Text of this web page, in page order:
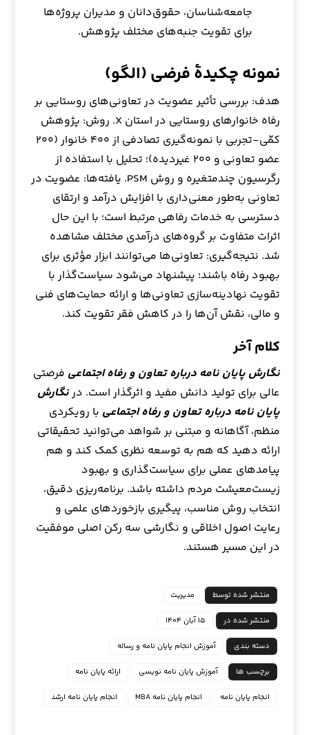
جامعه‌شناسان، حقوق‌دانان و مدیران پروژه‌ها
برای تقویت جنبه‌های مختلف پژوهش.
نمونه چکیدهٔ فرضی (الگو)
هدف: بررسی تأثیر عضویت در تعاونی‌های روستایی بر
رفاه خانوارهای روستایی در استان X. روش: پژوهش
کمّی-تجربی با نمونه‌گیری تصادفی از ۴۰۰ خانوار (۲۰۰
عضو تعاونی و ۲۰۰ غیردیده)؛ تحلیل با استفاده از
رگرسیون چندمتغیره و روش PSM. یافته‌ها: عضویت در
تعاونی به‌طور معنی‌داری با افزایش درآمد و ارتقای
دسترسی به خدمات رفاهی مرتبط است؛ با این حال
اثرات متفاوت بر گروه‌های درآمدی مختلف مشاهده
شد. نتیجه‌گیری: تعاونی‌ها می‌توانند ابزار مؤثری برای
بهبود رفاه باشند؛ پیشنهاد می‌شود سیاست‌گذار با
تقویت نهادینه‌سازی تعاونی‌ها و ارائه حمایت‌های فنی
و مالی، نقش آن‌ها را در کاهش فقر تقویت کند.
کلام آخر
نگارش پایان نامه درباره تعاون و رفاه اجتماعی فرصتی
عالی برای تولید دانش مفید و اثرگذار است. درنگارش
پایان نامه درباره تعاون و رفاه اجتماعی با رویکردی
منظم، آگاهانه و مبتنی بر شواهد می‌توانید تحقیقاتی
ارائه دهید که هم به توسعه نظری کمک کند و هم
پیامدهای عملی برای سیاست‌گذاری و بهبود
زیست‌معیشت مردم داشته باشد. برنامه‌ریزی دقیق،
انتخاب روش مناسب، پیگیری بازخوردهای علمی و
رعایت اصول اخلاقی و نگارشی سه رکن اصلی موفقیت
در این مسیر هستند.
منتشر شده توسط مدیریت
منتشر شده در ۱۵ آبان ۱۴۰۴
دسته بندی آموزش انجام پایان نامه و رساله
برچسب ها آموزش پایان نامه نویسی ارائه پایان نامه
انجام پایان نامه انجام پایان نامه MBA انجام پایان نامه ارشد